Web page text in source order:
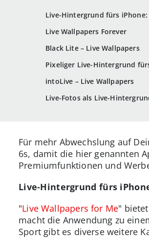
Live-Hintergrund fürs
Live Wallpapers Forever
Black Lite – Live Wallpapers
Pixeliger Live-Hintergrund
intoLive – Live Wallpapers
Live-Fotos als Live-
Für mehr Abwechslung auf
6s, damit die hier genannten
Premiumfunktionen und
Live-Hintergrund fürs
"Live Wallpapers for Me"
macht die Anwendung zu
Sport gibt es diverse weitere